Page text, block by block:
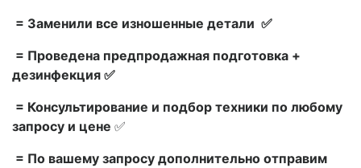
= Заменили все изношенные детали ✅
= Проведена предпродажная подготовка +
дезинфекция ✅
= Консультирование и подбор техники по любому
запросу и цене ✅
= По вашему запросу дополнительно отправим